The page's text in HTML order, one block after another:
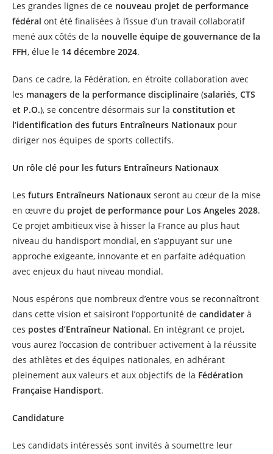
Les grandes lignes de ce nouveau projet de performance
fédéral ont été finalisées à l’issue d’un travail collaboratif
mené aux côtés de la nouvelle équipe de gouvernance de la
FFH, élue le 14 décembre 2024.
Dans ce cadre, la Fédération, en étroite collaboration avec
les managers de la performance disciplinaire (salariés, CTS
et P.O.), se concentre désormais sur la constitution et
l’identification des futurs Entraîneurs Nationaux pour
diriger nos équipes de sports collectifs.
Un rôle clé pour les futurs Entraîneurs Nationaux
Les futurs Entraîneurs Nationaux seront au cœur de la mise
en œuvre du projet de performance pour Los Angeles 2028.
Ce projet ambitieux vise à hisser la France au plus haut
niveau du handisport mondial, en s’appuyant sur une
approche exigeante, innovante et en parfaite adéquation
avec enjeux du haut niveau mondial.
Nous espérons que nombreux d’entre vous se reconnaîtront
dans cette vision et saisiront l’opportunité de candidater à
ces postes d’Entraîneur National. En intégrant ce projet,
vous aurez l’occasion de contribuer activement à la réussite
des athlètes et des équipes nationales, en adhérant
pleinement aux valeurs et aux objectifs de la Fédération
Française Handisport.
Candidature
Les candidats intéressés sont invités à soumettre leur